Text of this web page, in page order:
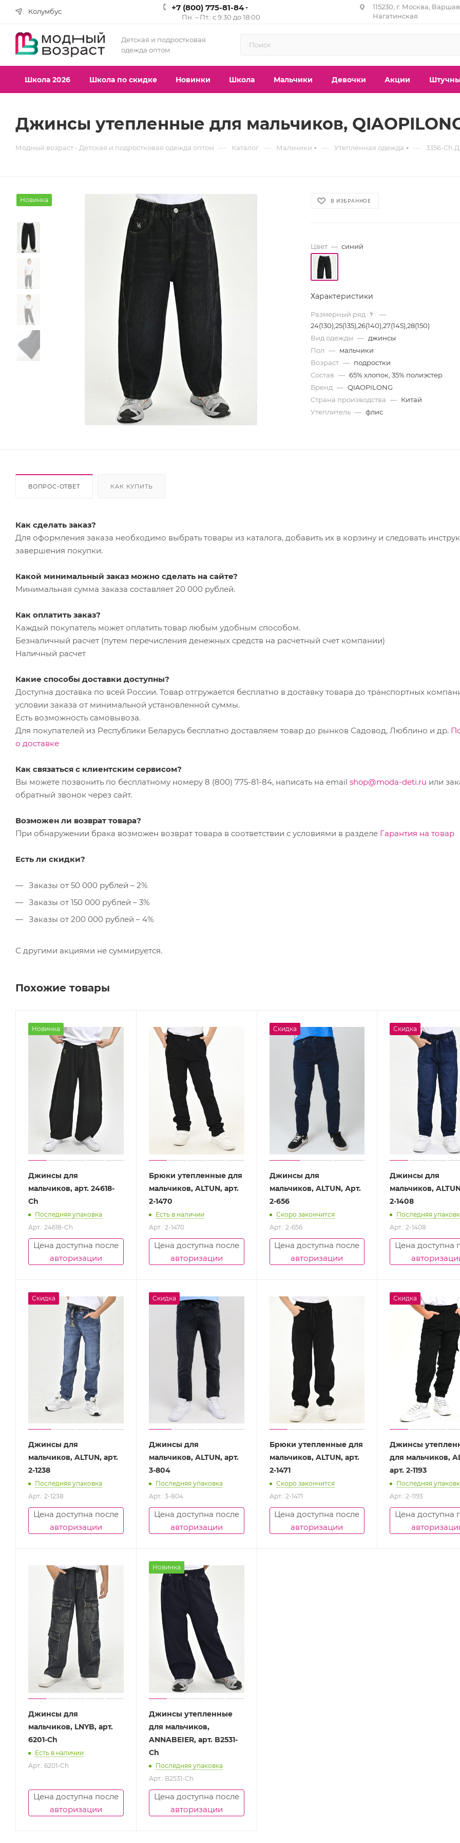
Колумбус +7 (800) 775-81-84
Пн. – Пт.: с 9:30 до 18:00
115230, г. Москва,
Нагатинская
Детская и подростковая
одежда оптом
Школа 2026 Школа по скидке Новинки Школа Мальчики Девочки Акции
Джинсы утепленные для мальчиков,
Модный возраст - Детская и подростковая одежда оптом — Каталог — Мальчики — Утепленная одежда — 3356-Ch
Новинка В ИЗБРАННОЕ
Цвет — синий
Характеристики
Размерный ряд ?
—
24(130),25(135),26(140),27(145),28(150)
Вид одежды — джинсы
Пол — мальчики
Возраст — подростки
Состав — 65% хлопок, 35% полиэстер
Бренд — QIAOPILONG
Страна производства — Китай
Утеплитель — флис
ВОПРОС-ОТВЕТ КАК КУПИТЬ
Как сделать заказ?
Для оформления заказа необходимо выбрать товары из каталога, добавить их в корзину и следовать
завершения покупки.
Какой минимальный заказ можно сделать на сайте?
Минимальная сумма заказа составляет 20 000 рублей.
Как оплатить заказ?
Каждый покупатель может оплатить товар любым удобным способом.
Безналичный расчет (путем перечисления денежных средств на расчетный счет компании)
Наличный расчет
Какие способы доставки доступны?
Доступна доставка по всей России. Товар отгружается бесплатно в доставку товара до транспортных
условии заказа от минимальной установленной суммы.
Есть возможность самовывоза.
Для покупателей из Республики Беларусь бесплатно доставляем товар до рынков Садовод, Люблино и др.
о доставке
Как связаться с клиентским сервисом?
Вы можете позвонить по бесплатному номеру 8 (800) 775-81-84, написать на email shop@moda-deti.ru или
обратный звонок через сайт.
Возможен ли возврат товара?
При обнаружении брака возможен возврат товара в соответствии с условиями в разделе Гарантия на товар
Есть ли скидки?
Заказы от 50 000 рублей – 2%
Заказы от 150 000 рублей – 3%
Заказы от 200 000 рублей – 4%
С другими акциями не суммируется.
Похожие товары
Новинка
Джинсы для
мальчиков, арт. 24618-
Ch
Последняя упаковка
Арт.: 24618-Ch
Цена доступна после
авторизации
Брюки утепленные для
мальчиков, ALTUN, арт.
2-1470
Есть в наличии
Арт.: 2-1470
Цена доступна после
авторизации
Скидка
Джинсы для
мальчиков, ALTUN, Арт.
2-656
Скоро закончится
Арт.: 2-656
Цена доступна после
авторизации
Скидка
Джинсы для
мальчиков,
2-1408
Последняя
Арт.: 2-1408
Цена доступна
Скидка
Джинсы для
мальчиков, ALTUN, арт.
2-1238
Последняя упаковка
Арт.: 2-1238
Цена доступна после
авторизации
Скидка
Джинсы для
мальчиков, ALTUN, арт.
3-804
Последняя упаковка
Арт.: 3-804
Цена доступна после
авторизации
Брюки утепленные для
мальчиков, ALTUN, арт.
2-1471
Скоро закончится
Арт.: 2-1471
Цена доступна после
авторизации
Скидка
Джинсы
для мальчиков,
арт. 2-1193
Последняя
Арт.: 2-1193
Цена доступна
Джинсы для
мальчиков, LNYB, арт.
6201-Ch
Есть в наличии
Арт.: 6201-Ch
Цена доступна после
авторизации
Новинка
Джинсы утепленные
для мальчиков,
ANNABEIER, арт. B2531-
Ch
Последняя упаковка
Арт.: B2531-Ch
Цена доступна после
авторизации